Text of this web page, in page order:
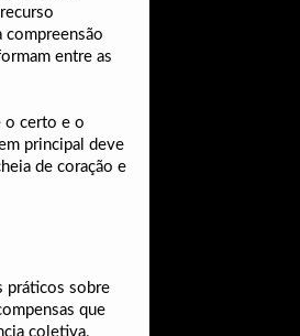
compreensão
entre as
o certo e o
principal deve
de coração e
práticos sobre
que
coletiva,